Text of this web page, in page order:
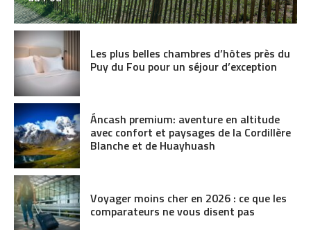
Les plus belles chambres d’hôtes près du
Puy du Fou pour un séjour d’exception
Áncash premium: aventure en altitude
avec confort et paysages de la Cordillère
Blanche et de Huayhuash
Voyager moins cher en 2026 : ce que les
comparateurs ne vous disent pas